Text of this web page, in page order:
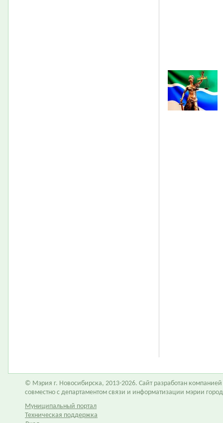
© Мэрия г. Новосибирска, 2013-2026. Сайт разработан компанией
совместно с департаментом связи и информатизации мэрии
Муниципальный портал
Техническая поддержка